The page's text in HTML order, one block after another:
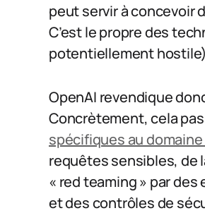
peut servir à concevoir
C’est le propre des
potentiellement
OpenAI revendique
Concrètement, cela
spécifiques au
requêtes sensibles, de
« red teaming » par
et des contrôles de